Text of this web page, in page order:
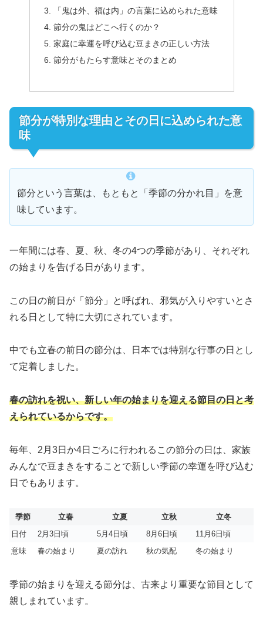
「鬼は外、福は内」の言葉に込められた意味
節分の鬼はどこへ行くのか？
家庭に幸運を呼び込む豆まきの正しい方法
節分がもたらす意味とそのまとめ
節分が特別な理由とその日に込められた意
味
節分という言葉は、もともと「季節の分かれ目」を意
味しています。
一年間には春、夏、秋、冬の4つの季節があり、それぞれ
の始まりを告げる日があります。
この日の前日が「節分」と呼ばれ、邪気が入りやすいとさ
れる日として特に大切にされています。
中でも立春の前日の節分は、日本では特別な行事の日とし
て定着しました。
春の訪れを祝い、新しい年の始まりを迎える節目の日と考
えられているからです。
毎年、2月3日か4日ごろに行われるこの節分の日は、家族
みんなで豆まきをすることで新しい季節の幸運を呼び込む
日でもあります。
季節 立春 立夏 立秋
立冬
日付
2月3日頃 5月4日頃 8月6日頃
11月6日頃
意味
春の始まり 夏の訪れ 秋の気配 冬の始まり
季節の始まりを迎える節分は、古来より重要な節目として
親しまれています。